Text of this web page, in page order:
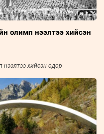
олимп нээлтээ хийсэн
хийсэн өдөр